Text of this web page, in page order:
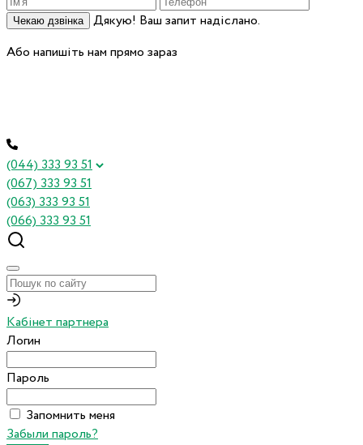
Чекаю дзвінка
Дякую! Ваш запит надіслано.
Або напишіть нам прямо зараз
(044) 333 93 51
(067) 333 93 51
(063) 333 93 51
(066) 333 93 51
Кабінет партнера
Логин
Пароль
Запомнить меня
Забыли пароль?